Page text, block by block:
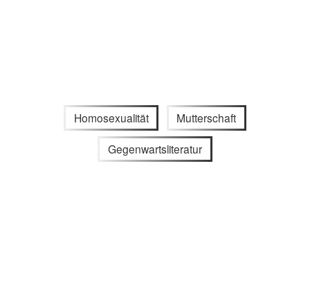
Homosexualität Mutterschaft
Gegenwartsliteratur